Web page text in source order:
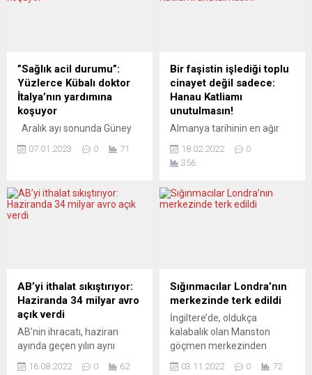
farkında mı? Muhtemelen…
Ancak asıl soru şu:
Türkiye’nin dış âlemle
ilişkilerinde ana şalter
konumundaki Federal
Almanya, demokrasinin,...
olacak. Ülke basını tasarıya
şüpheyle yaklaşıyor.
OBSERVATOR CULTURAL
(Romanya) NİYETLERİ
”Sağlık acil durumu”:
Yüzlerce Kübalı doktor
İtalya’nın yardımına
koşuyor
Aralık ayı sonunda Güney
başkenti Catanzaro‘ya 51
Kalabria’daki hastanelerde
çalışacak olan 500 hekimin
Başkanı Roberto Occhiuto
ve Küba hükümeti
tarafından imzalanan iki
taraflı bir...
07.01.2023 0 71
Bir faşistin işlediği toplu
cinayet değil sadece:
Hanau Katliamı
unutulmasın!
Almanya tarihinin en ağır
Hanau Katliamı’nın 2’nci
yıldönümü yarın. Ülke
etkinlikleri ve eylemler
çekti. Hessen eyaletine bağlı
Hanau kentinin tüm
neden olan 19 Şubat
2020’deki katliamda dokuz
göçmen...
18.02.2022
0
356
AB’yi ithalat sıkıştırıyor:
Haziranda 34 milyar avro
açık verdi
AB’nin ihracatı, haziran
ayında geçen yılın aynı
16.08.2022 0 62
Sığınmacılar Londra’nın
merkezinde terk edildi
İngiltere’de, oldukça
kalabalık olan Manston
göçmen merkezinden
03.11.2022 0 72